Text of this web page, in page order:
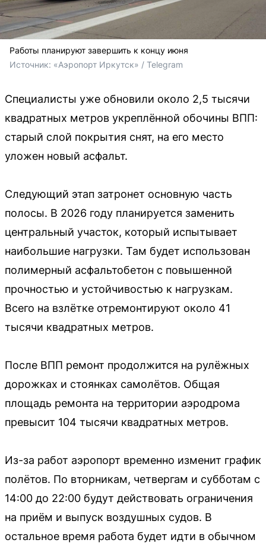
Работы планируют завершить к концу июня
Источник: «Аэропорт Иркутск» / Telegram
Специалисты уже обновили около 2,5 тысячи
квадратных метров укреплённой обочины ВПП:
старый слой покрытия снят, на его место
уложен новый асфальт.
Следующий этап затронет основную часть
полосы. В 2026 году планируется заменить
центральный участок, который испытывает
наибольшие нагрузки. Там будет использован
полимерный асфальтобетон с повышенной
прочностью и устойчивостью к нагрузкам.
Всего на взлётке отремонтируют около 41
тысячи квадратных метров.
После ВПП ремонт продолжится на рулёжных
дорожках и стоянках самолётов. Общая
площадь ремонта на территории аэродрома
превысит 104 тысячи квадратных метров.
Из-за работ аэропорт временно изменит график
полётов. По вторникам, четвергам и субботам с
14:00 до 22:00 будут действовать ограничения
на приём и выпуск воздушных судов. В
остальное время работа будет идти в обычном